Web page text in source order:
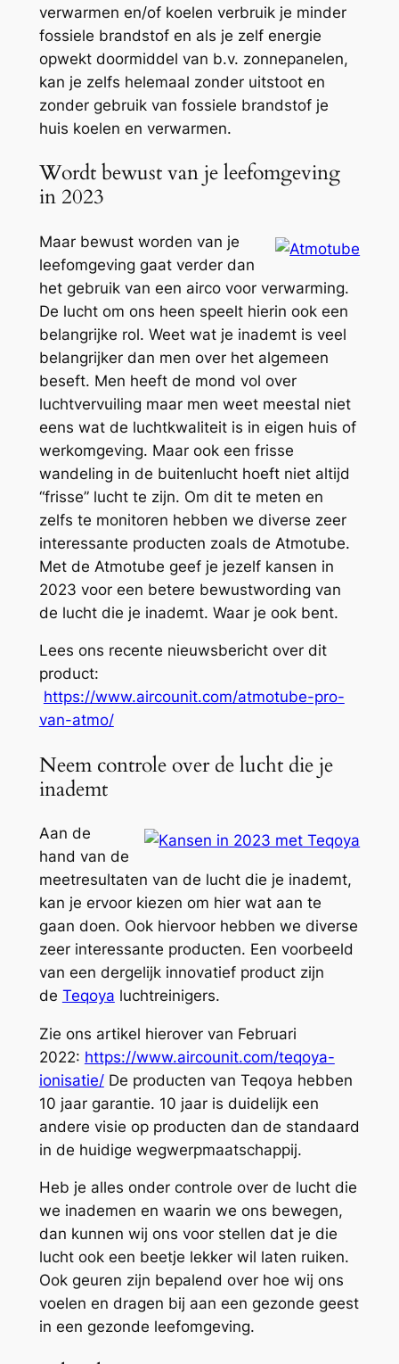
verwarmen en/of koelen verbruik je minder
fossiele brandstof en als je zelf energie
opwekt doormiddel van b.v. zonnepanelen,
kan je zelfs helemaal zonder uitstoot en
zonder gebruik van fossiele brandstof je
huis koelen en verwarmen.
Wordt bewust van je leefomgeving
in 2023
Maar bewust worden van je
leefomgeving gaat verder dan
het gebruik van een airco voor verwarming.
De lucht om ons heen speelt hierin ook een
belangrijke rol. Weet wat je inademt is veel
belangrijker dan men over het algemeen
beseft. Men heeft de mond vol over
luchtvervuiling maar men weet meestal niet
eens wat de luchtkwaliteit is in eigen huis of
werkomgeving. Maar ook een frisse
wandeling in de buitenlucht hoeft niet altijd
“frisse” lucht te zijn. Om dit te meten en
zelfs te monitoren hebben we diverse zeer
interessante producten zoals de Atmotube.
Met de Atmotube geef je jezelf kansen in
2023 voor een betere bewustwording van
de lucht die je inademt. Waar je ook bent.
Lees ons recente nieuwsbericht over dit
product:
https://www.aircounit.com/atmotube-pro-
van-atmo/
Neem controle over de lucht die je
inademt
Aan de
hand van de
meetresultaten van de lucht die je inademt,
kan je ervoor kiezen om hier wat aan te
gaan doen. Ook hiervoor hebben we diverse
zeer interessante producten. Een voorbeeld
van een dergelijk innovatief product zijn
de Teqoya luchtreinigers.
Zie ons artikel hierover van Februari
2022: https://www.aircounit.com/teqoya-
ionisatie/ De producten van Teqoya hebben
10 jaar garantie. 10 jaar is duidelijk een
andere visie op producten dan de standaard
in de huidige wegwerpmaatschappij.
Heb je alles onder controle over de lucht die
we inademen en waarin we ons bewegen,
dan kunnen wij ons voor stellen dat je die
lucht ook een beetje lekker wil laten ruiken.
Ook geuren zijn bepalend over hoe wij ons
voelen en dragen bij aan een gezonde geest
in een gezonde leefomgeving.